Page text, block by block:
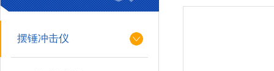
摆锤冲击仪